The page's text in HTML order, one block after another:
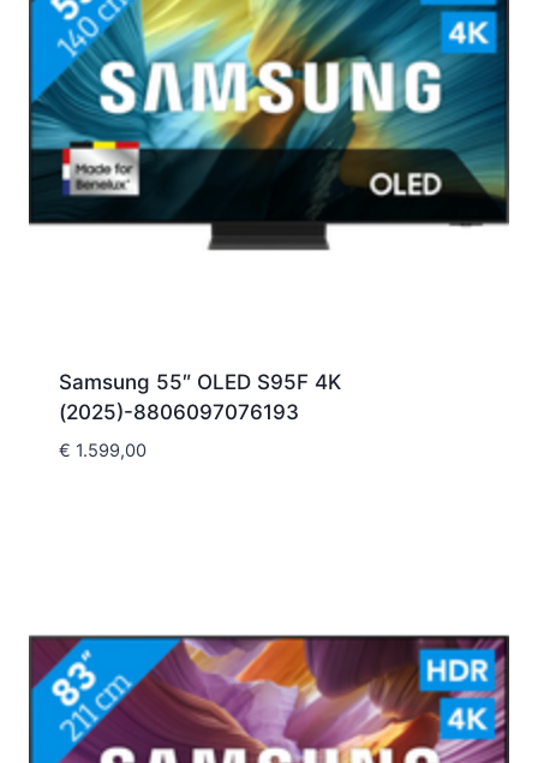
Samsung 55″ OLED S95F 4K
(2025)-8806097076193
€ 1.599,00